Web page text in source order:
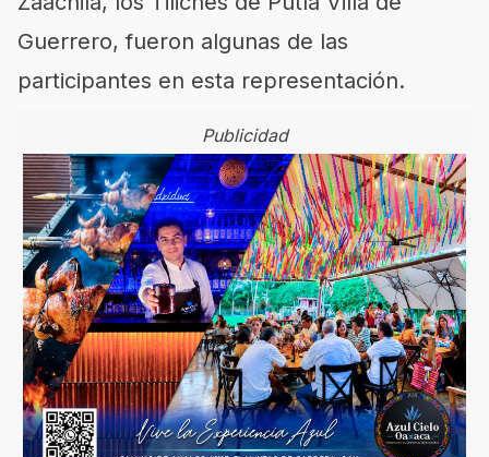
Guerrero, fueron algunas de las
participantes en esta representación.
Publicidad